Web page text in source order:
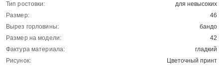
Тип ростовки:
для невысоких
Размер:
46
Вырез горловины:
бандо
Размер на модели:
42
Фактура материала:
гладкий
Рисунок:
Цветочный принт